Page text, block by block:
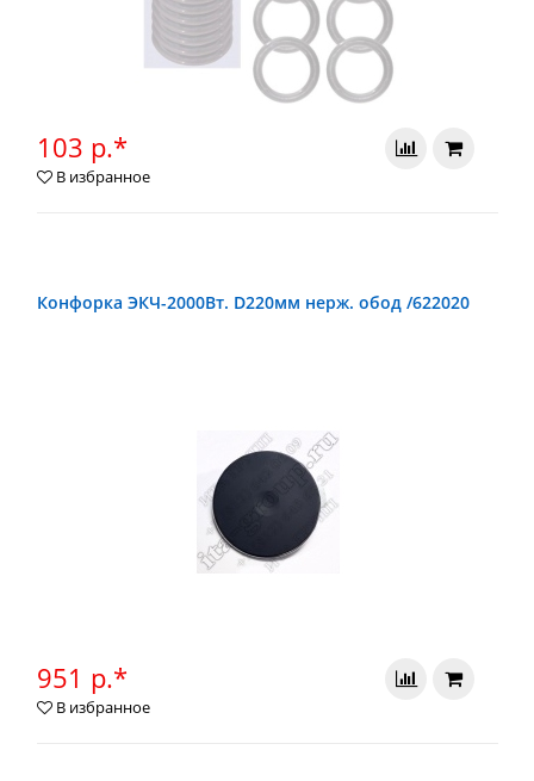
103 р.*
В избранное
Конфорка ЭКЧ-2000Вт. D220мм нерж. обод /622020
951 р.*
В избранное